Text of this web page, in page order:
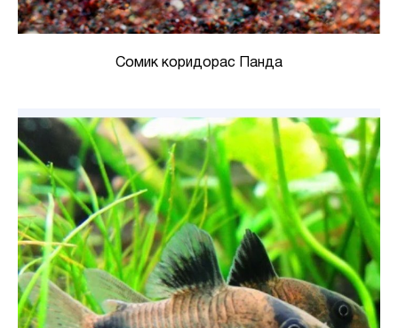
Сомик коридорас Панда